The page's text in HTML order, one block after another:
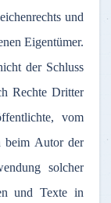
und
Eigentümer.
der Schluss
Rechte Dritter
vom
beim Autor der
solcher
und Texte in